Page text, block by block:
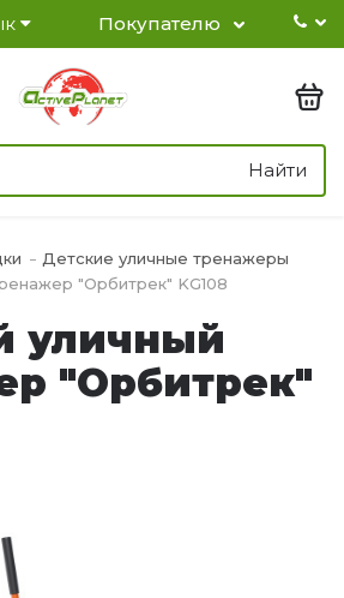
Покупателю
Найти
Детские уличные тренажеры
"Орбитрек" KG108
уличный
"Орбитрек"